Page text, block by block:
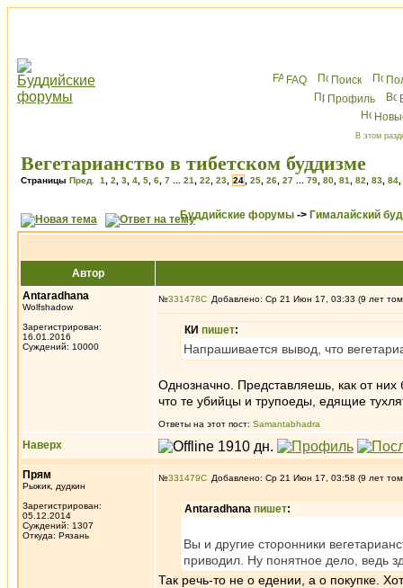
FAQ Поиск
Профиль
В этом
Вегетарианство в тибетском буддизме
Страницы Пред. 1 2 3 4 5 6 7 21 22 23 24 25 26 27 79 80 81 82 83 84
Буддийские форумы -> Гималайский
Автор
Antaradhana
Wolfshadow
Зарегистрирован:
16.01.2016
Суждений: 10000
№331478 Добавлено: Ср 21 Июн 17, 03:33 (9 лет
КИ пишет:
Напрашивается вывод, что
Однозначно. Представляешь, как от
что те убийцы и трупоеды, едящие
Ответы на этот пост: Samantabhadra
Наверх
Прям
Рыжик, дудкин
Зарегистрирован:
05.12.2014
Суждений: 1307
Откуда: Рязань
№331479 Добавлено: Ср 21 Июн 17, 03:58 (9 лет
Antaradhana пишет:
Вы и другие сторонники
приводил. Ну понятное дело, ведь
Так речь-то не о едении, а о покупке.